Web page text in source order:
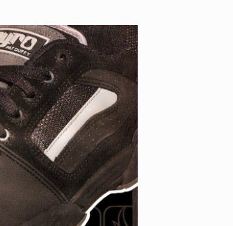
YO! CHUI
あの時のあの写真
2026.07.31